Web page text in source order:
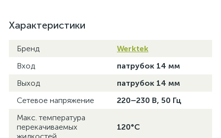
Характеристики
Бренд
Werktek
Вход
патрубок 14 мм
Выход
патрубок 14 мм
Сетевое напряжение
220–230 В, 50 Гц
Макс. температура
перекачиваемых
жидкостей
120°C